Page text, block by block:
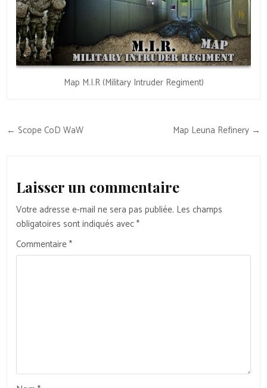
Map M.I.R (Military Intruder Regiment)
Navigation
← Scope CoD WaW Map Leuna Refinery →
Laisser un commentaire
Votre adresse e-mail ne sera pas publiée. Les champs
obligatoires sont indiqués avec*
Commentaire*